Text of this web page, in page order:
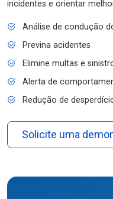
incidentes e orientar
Análise de condução
Previna acidentes
Elimine multas e
Alerta de
Redução de
Solicite uma